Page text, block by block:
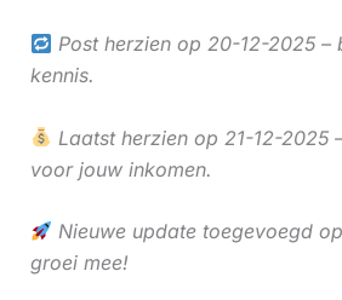
Post herzien op 20-12-2025 –
kennis.
Laatst herzien op 21-12-2025
voor jouw inkomen.
Nieuwe update toegevoegd
groei mee!